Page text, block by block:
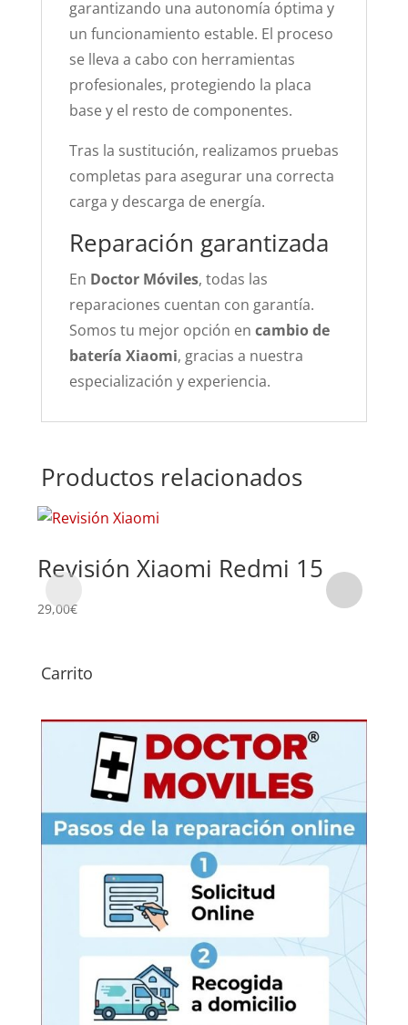
garantizando una autonomía óptima y
un funcionamiento estable. El proceso
se lleva a cabo con herramientas
profesionales, protegiendo la placa
base y el resto de componentes.
Tras la sustitución, realizamos pruebas
completas para asegurar una correcta
carga y descarga de energía.
Reparación garantizada
En Doctor Móviles, todas las
reparaciones cuentan con garantía.
Somos tu mejor opción en cambio de
batería Xiaomi, gracias a nuestra
especialización y experiencia.
Productos relacionados
Revisión Xiaomi Redmi 15
29,00€
Carrito